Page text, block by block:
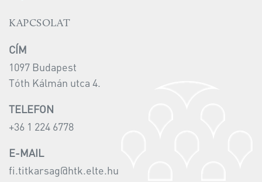
KAPCSOLAT
CÍM
1097 Budapest
Tóth Kálmán utca 4.
TELEFON
+36 1 224 6778
E-MAIL
fi.titkarsag@htk.elte.hu